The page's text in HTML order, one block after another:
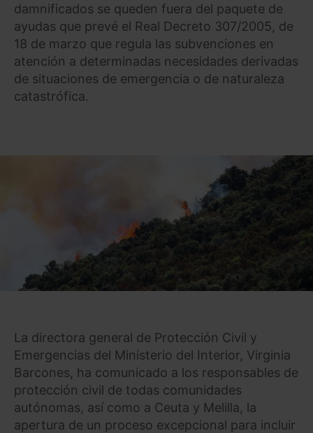
damnificados se queden fuera del paquete de
ayudas que prevé el Real Decreto 307/2005, de
18 de marzo que regula las subvenciones en
atención a determinadas necesidades derivadas
de situaciones de emergencia o de naturaleza
catastrófica.
La directora general de Protección Civil y
Emergencias del Ministerio del Interior, Virginia
Barcones, ha comunicado a los responsables de
protección civil de todas comunidades
autónomas, así como a Ceuta y Melilla, la
apertura de un proceso excepcional para incluir